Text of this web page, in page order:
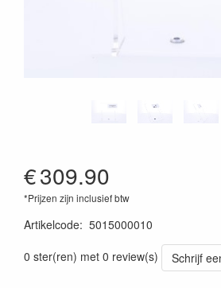
€309.90
*Prijzen zijn inclusief btw
Artikelcode: 5015000010
0 ster(ren) met 0 review(s)
Schrijf